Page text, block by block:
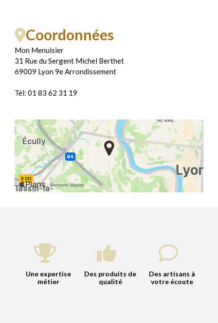
Coordonnées
Mon Menuisier
31 Rue du Sergent Michel Berthet
69009 Lyon 9e Arrondissement
Tél: 01 83 62 31 19
Une expertise
métier
Des produits de
qualité
Des artisans à
votre écoute